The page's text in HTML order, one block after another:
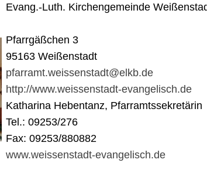
Evang.-Luth. Kirchengemeinde
Pfarrgäßchen 3
95163 Weißenstadt
pfarramt.weissenstadt@elkb.de
http://www.weissenstadt-evangelisch.de
Katharina Hebentanz, Pfarramtssekretärin
Tel.: 09253/276
Fax: 09253/880882
www.weissenstadt-evangelisch.de